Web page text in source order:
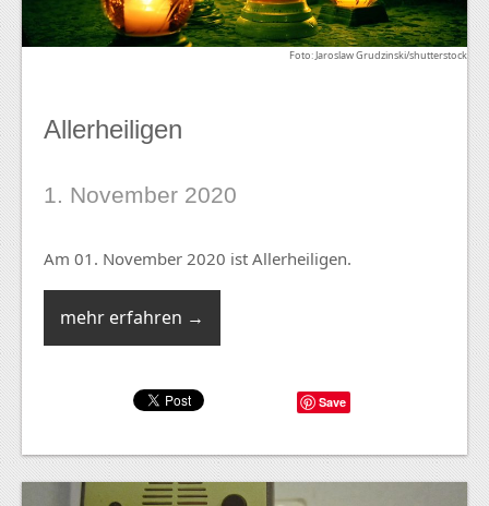
Foto: Jaroslaw Grudzinski/shutterstock
Allerheiligen
1. November 2020
Am 01. November 2020 ist Allerheiligen.
mehr erfahren →
Save